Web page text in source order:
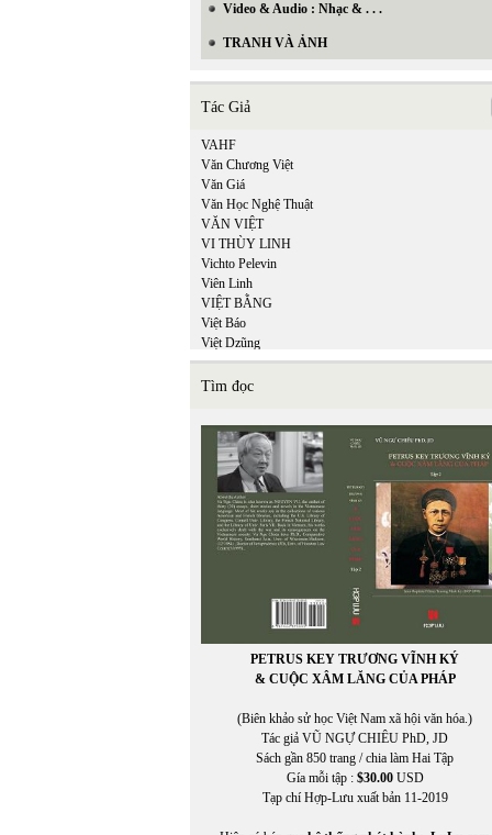
Video & Audio : Nhạc & . . .
TRANH VÀ ẢNH
Tác Giả
VAHF
Văn Chương Việt
Văn Giá
Văn Học Nghệ Thuật
VĂN VIỆT
VI THÙY LINH
Vichto Pelevin
Viên Linh
VIỆT BẰNG
Việt Báo
Việt Dzũng
Việt Khang
VIỆT MINH
Việt Phương
VIỆT TRÚC
VIETNAM FILM CLUB
VIETNAM FILM CLUB, CHU LYNH, THỤY
VIETNAM.NET
VĨNH HẢO
VĨNH THÔNG
Võ Thị Như Mai
Võ Thị Xuân Hà
VOA ASIA
VOA Tiếng Việt
Vũ Đỗ Hoàng
Tìm đọc
PETRUS KEY TRƯƠNG VĨNH KÝ
& CUỘC XÂM LĂNG CỦA PHÁP
(Biên khảo sử học Việt Nam xã hội văn hóa.)
Tác giả VŨ NGỰ CHIÊU PhD, JD
Sách gần 850 trang / chia làm Hai Tập
Gía mỗi tập : $30.00USD
Tạp chí Hợp-Lưu xuất bản 11-2019